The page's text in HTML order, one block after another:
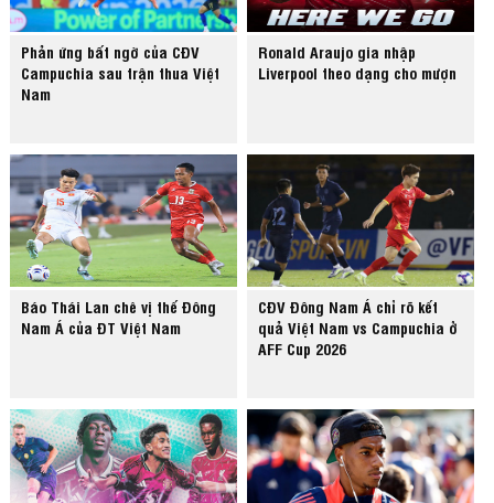
Phản ứng bất ngờ của CĐV
Campuchia sau trận thua Việt
Nam
Ronald Araujo gia nhập
Liverpool theo dạng cho mượn
Báo Thái Lan chê vị thế Đông
Nam Á của ĐT Việt Nam
CĐV Đông Nam Á chỉ rõ kết
quả Việt Nam vs Campuchia ở
AFF Cup 2026